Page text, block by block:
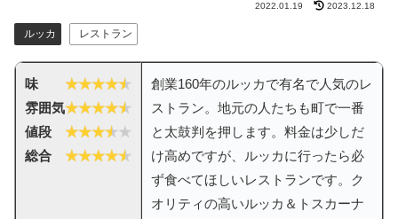
2022.01.19 2023.12.18
ルッカ レストラン
味
雰囲気
値段
総合
創業160年のルッカで有名で人気のレ
ストラン。地元の人たちも町で一番
と太鼓判を押します。料金は少しだ
け高めですが、ルッカに行ったら必
ず食べてほしいレストランです。ク
オリティの高いルッカ＆トスカーナ